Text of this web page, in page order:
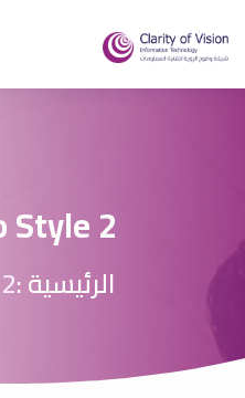
2
الرئيسية :